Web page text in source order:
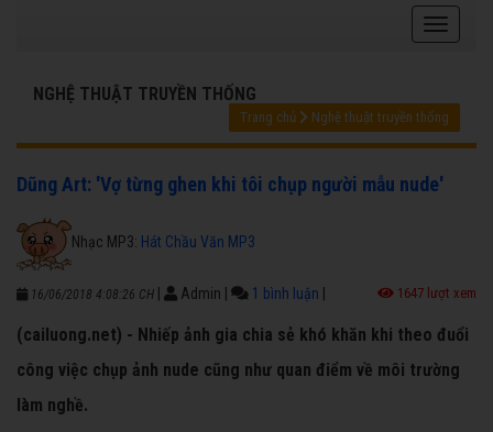
NGHỆ THUẬT TRUYỀN THỐNG
Trang chủ Nghệ thuật truyền thống
Dũng Art: 'Vợ từng ghen khi tôi chụp người mẫu nude'
Nhạc MP3: Hát Chầu Văn MP3
16/06/2018 4:08:26 CH Admin 1 bình luận 1647 lượt xem
(cailuong.net) - Nhiếp ảnh gia chia sẻ khó khăn khi theo đuổi
công việc chụp ảnh nude cũng như quan điểm về môi trường
làm nghề.